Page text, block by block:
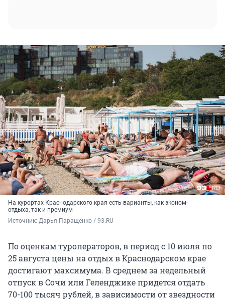
На курортах Краснодарского края есть варианты, как эконом-
отдыха, так и премиум
Источник: Дарья Паращенко / 93.RU
По оценкам туроператоров, в период с 10 июля по
25 августа цены на отдых в Краснодарском крае
достигают максимума. В среднем за недельный
отпуск в Сочи или Геленджике придется отдать
70-100 тысяч рублей, в зависимости от звездности